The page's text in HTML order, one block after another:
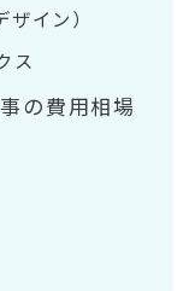
イン）
ス
の費用相場